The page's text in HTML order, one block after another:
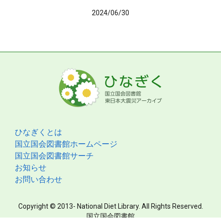
2024/06/30
ひなぎくとは
国立国会図書館ホームページ
国立国会図書館サーチ
お知らせ
お問い合わせ
Copyright © 2013- National Diet Library. All Rights Reserved.